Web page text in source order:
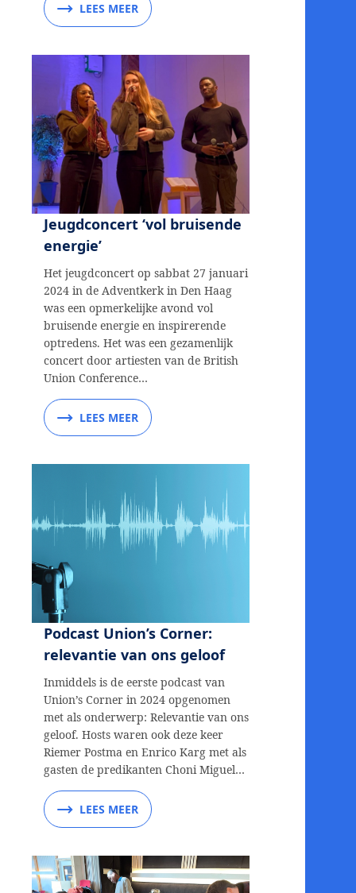
LEES MEER
Jeugdconcert ‘vol bruisende
energie’
Het jeugdconcert op sabbat 27 januari
2024 in de Adventkerk in Den Haag
was een opmerkelijke avond vol
bruisende energie en inspirerende
optredens. Het was een gezamenlijk
concert door artiesten van de British
Union Conference…
LEES MEER
Podcast Union’s Corner:
relevantie van ons geloof
Inmiddels is de eerste podcast van
Union’s Corner in 2024 opgenomen
met als onderwerp: Relevantie van ons
geloof. Hosts waren ook deze keer
Riemer Postma en Enrico Karg met als
gasten de predikanten Choni Miguel…
LEES MEER